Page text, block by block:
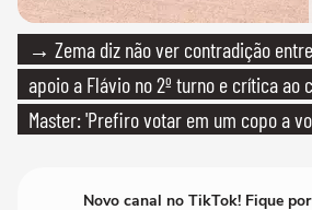
→ Zema diz não ver contradição entre
apoio a Flávio no 2º turno e crítica ao
Master: 'Prefiro votar em um copo a
Novo canal no TikTok! Fique